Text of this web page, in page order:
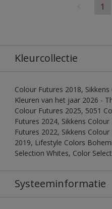
1
Kleurcollectie
Colour Futures 2018,
Kleuren van het jaar 2026 -
Colour Futures 2025, 5051
Futures 2024, Sikkens
Futures 2022, Sikkens
2019, Lifestyle Colors
Selection Whites, Color
Systeeminformatie